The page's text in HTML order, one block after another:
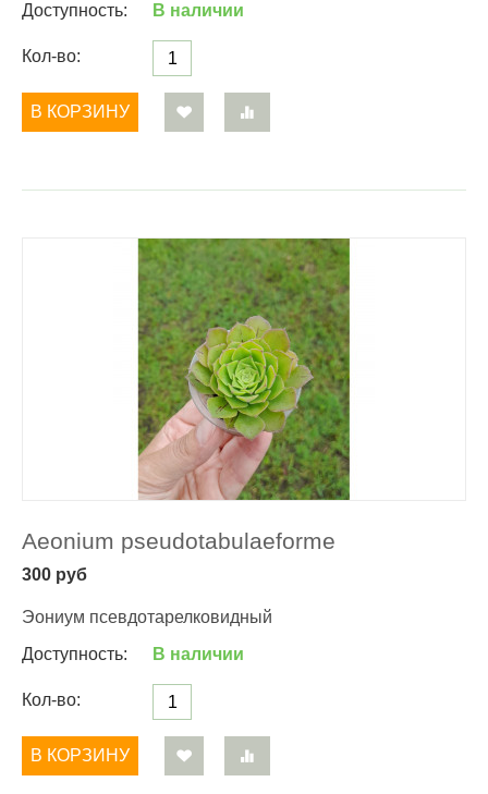
Доступность:
В наличии
Кол-во:
В КОРЗИНУ
Aeonium pseudotabulaeforme
300 руб
Эониум псевдотарелковидный
Доступность:
В наличии
Кол-во:
В КОРЗИНУ